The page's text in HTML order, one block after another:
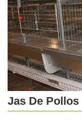
Jas De Pollos